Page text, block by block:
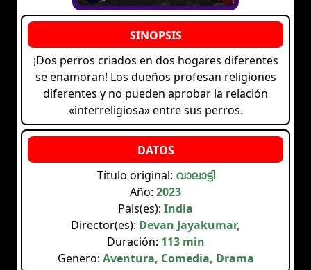
¡Dos perros criados en dos hogares diferentes
se enamoran! Los dueños profesan religiones
diferentes y no pueden aprobar la relación
«interreligiosa» entre sus perros.
Título original: വാലാട്ടി
Año: 2023
Pais(es): India
Director(es): Devan Jayakumar,
Duración: 113 min
Genero: Aventura, Comedia, Drama